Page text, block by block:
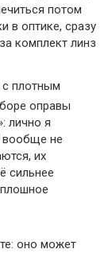
потом
в оптике, сразу
комплект линз
с плотным
оправы
лично я
вообще не
их
сильнее
оно может